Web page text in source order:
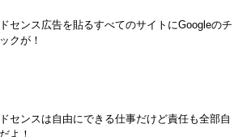
センス広告を貼るすべてのサイトにGoogleのチ
クが！
センスは自由にできる仕事だけど責任も全部自
よ！